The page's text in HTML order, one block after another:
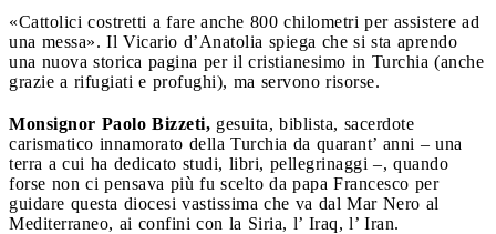
«Cattolici costretti a fare anche 800 chilometri per assistere ad
una messa». Il Vicario d’Anatolia spiega che si sta aprendo
una nuova storica pagina per il cristianesimo in Turchia (anche
grazie a rifugiati e profughi), ma servono risorse.
Monsignor Paolo Bizzeti, gesuita, biblista, sacerdote
carismatico innamorato della Turchia da quarant’ anni – una
terra a cui ha dedicato studi, libri, pellegrinaggi –, quando
forse non ci pensava più fu scelto da papa Francesco per
guidare questa diocesi vastissima che va dal Mar Nero al
Mediterraneo, ai confini con la Siria, l’ Iraq, l’ Iran.